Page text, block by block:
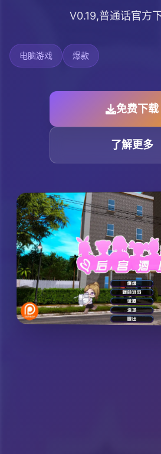
V0.19,普通话官方
电脑游戏 爆款
免费下载
了解更多